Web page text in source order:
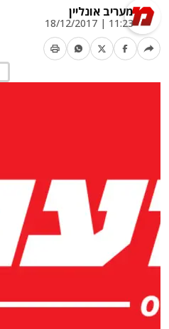
מעריב אונליין
11:23 | 18/12/2017